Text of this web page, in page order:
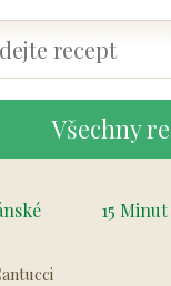
Všechny
15 Minut